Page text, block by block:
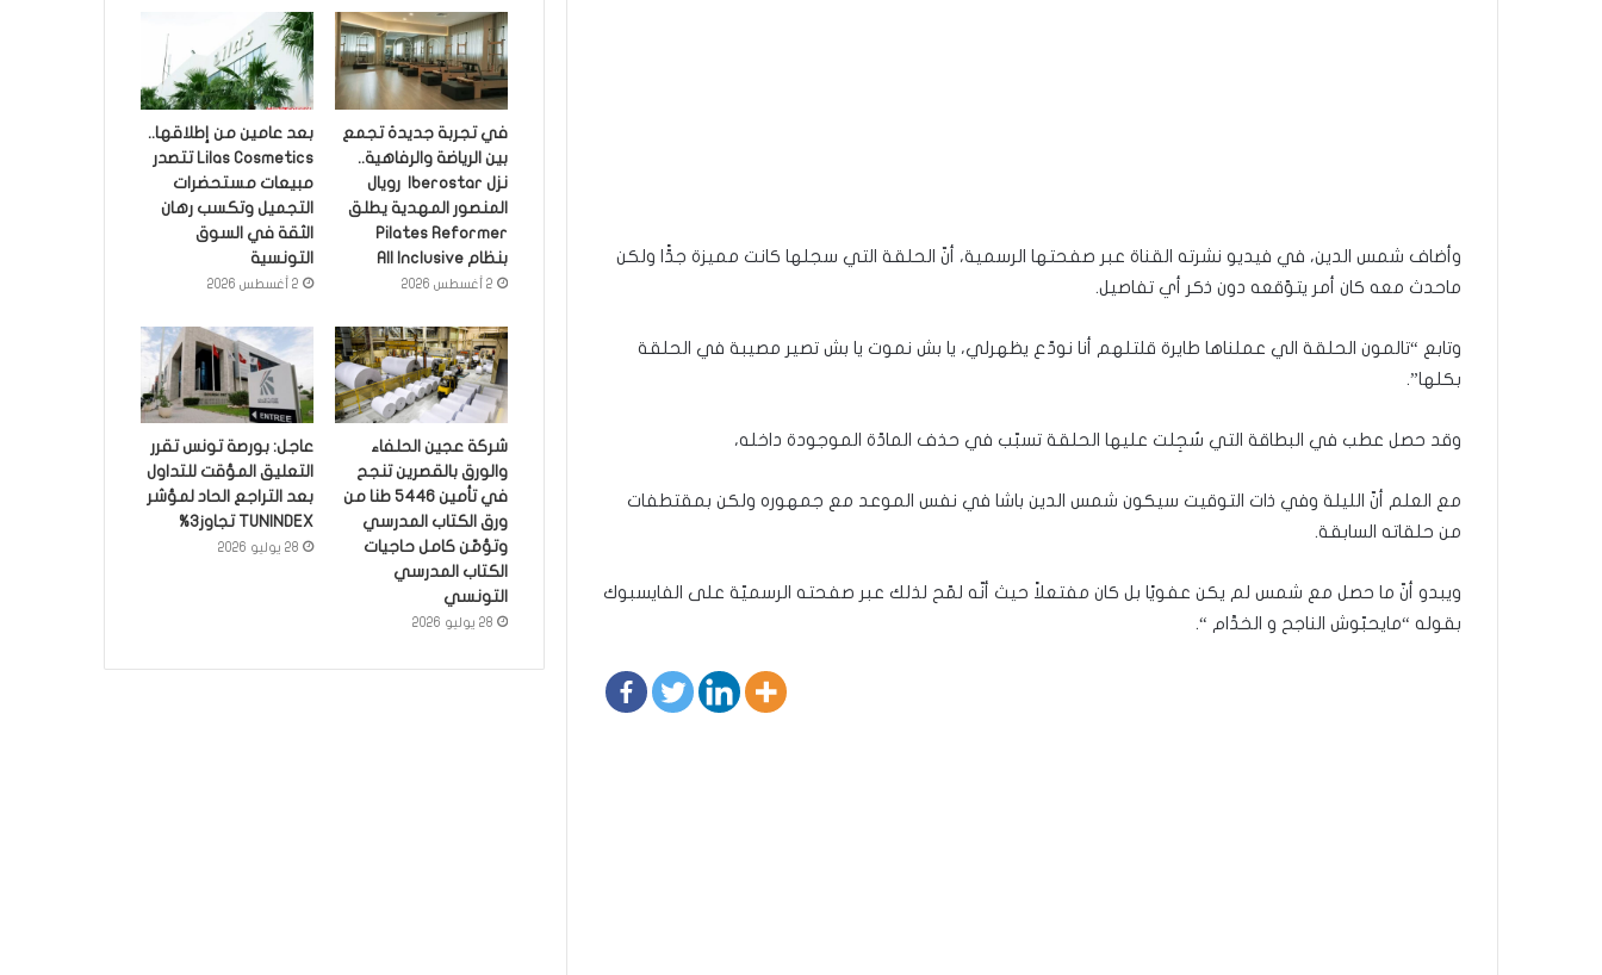
وأضاف شمس الدين، في فيديو نشرته القناة عبر صفحتها الرسمية، أنّ الحلقة التي سجلها كانت مميزة جدًّا ولكن
ماحدث معه كان أمر يتوّقعه دون ذكر أي تفاصيل.
وتابع “تالمون الحلقة الي عملناها طايرة قلتلهم أنا نودّع يظهرلي، يا بش نموت يا بش تصير مصيبة في الحلقة
بكلها”.
وقد حصل عطب في البطاقة التي سُجِلت عليها الحلقة تسبّب في حذف المادّة الموجودة داخله،
مع العلم أنّ الليلة وفي ذات التوقيت سيكون شمس الدين باشا في نفس الموعد مع جمهوره ولكن بمقتطفات
من حلقاته السابقة.
ويبدو أنّ ما حصل مع شمس لم يكن عفويًا بل كان مفتعلاً حيث أنّه لمّح لذلك عبر صفحته الرسميّة على الفايسبوك
بقوله “مايحبّوش الناجح و الخدَّام “.
في تجربة جديدة تجمع
بين الرياضة والرفاهية..
نزل Iberostar رويال
المنصور المهدية يطلق
Pilates Reformer
بنظام All Inclusive
2 أغسطس 2026
بعد عامين من إطلاقها..
Lilas Cosmetics تتصدر
مبيعات مستحضرات
التجميل وتكسب رهان
الثقة في السوق
التونسية
2 أغسطس 2026
شركة عجين الحلفاء
والورق بالقصرين تنجح
في تأمين 5446 طنا من
ورق الكتاب المدرسي
وتؤمّن كامل حاجيات
الكتاب المدرسي
التونسي
28 يوليو 2026
عاجل: بورصة تونس تقرر
التعليق المؤقت للتداول
بعد التراجع الحاد لمؤشر
TUNINDEX تجاوز3%
28 يوليو 2026